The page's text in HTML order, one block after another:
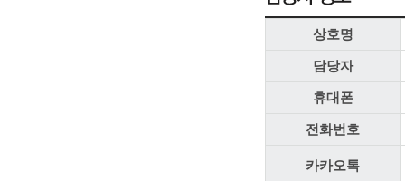
상호명
담당자
휴대폰
전화번호
카카오톡